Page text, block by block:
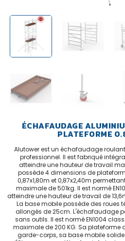
ÉCHAFAUDAGE
PLATEFORME
Alutower est un échafaudage
professionnel. Il est fabriqué
atteindre une hauteur de travail
possède 4 dimensions de
0,87x1,80m et 0,87x2,40m
maximale de 501kg. Il est normé
atteindre une hauteur de travail de
La base mobile possède des roues
allongés de 25cm. L'échafaudage
sans outils. Il est normé EN1004
maximale de 200 KG. Sa plateforme
garde-corps, sa base mobile solide